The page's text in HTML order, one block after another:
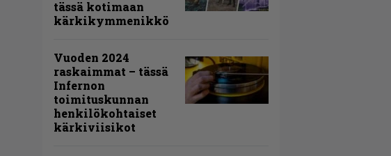
tässä kotimaan
kärkikymmenikkö
Vuoden 2024
raskaimmat – tässä
Infernon
toimituskunnan
henkilökohtaiset
kärkiviisikot